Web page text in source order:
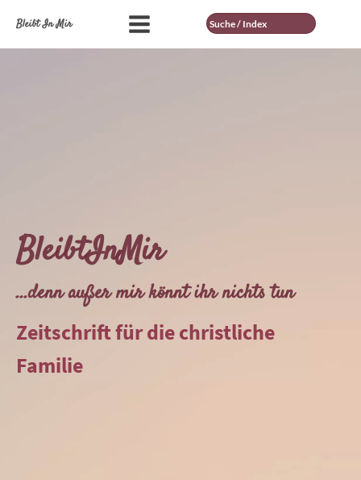
Bleibt In Mir Suche
BleibtInMir
...denn außer mir könnt ihr nichts tun
Zeitschrift für die christliche
Familie